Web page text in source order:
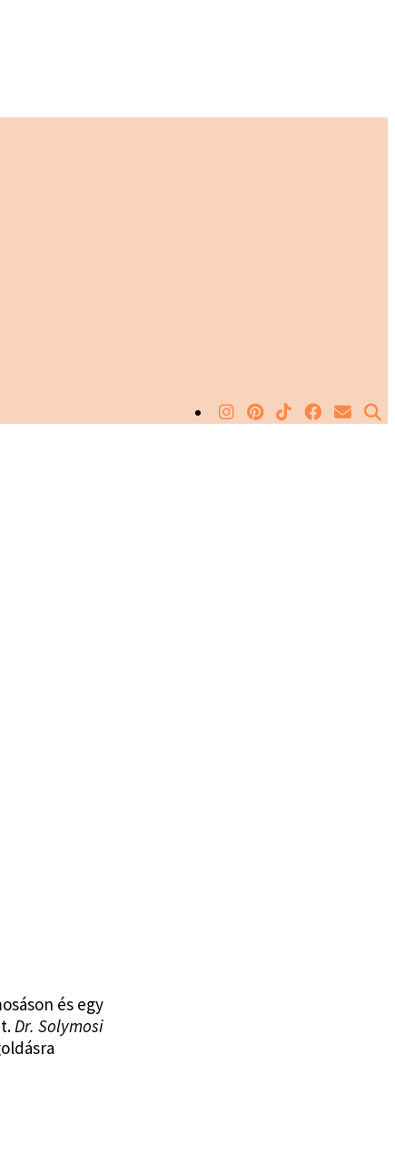
és egy
Dr. Solymosi